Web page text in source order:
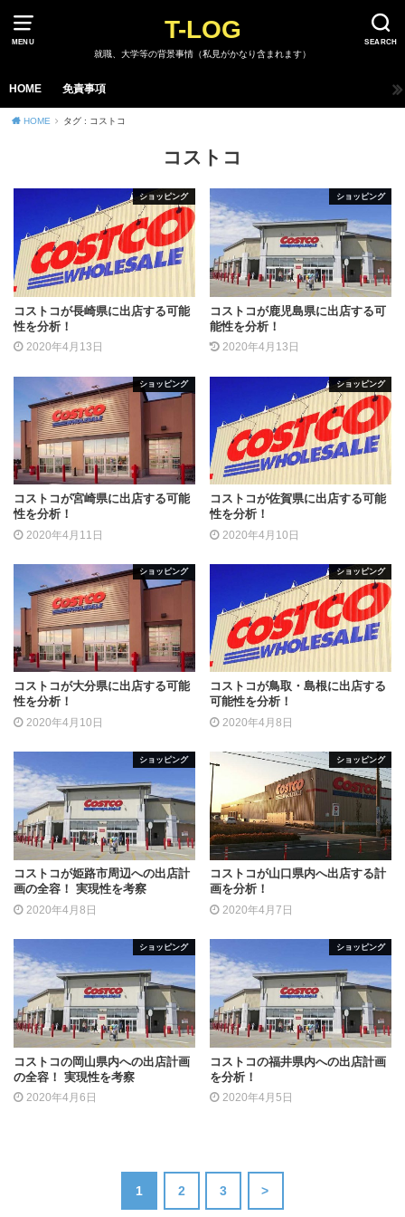
MENU SEARCH
T-LOG
就職、大学等の背景事情（私見がかなり含まれます）
HOME 免責事項
HOME タグ : コストコ
コストコ
ショッピング
コストコが長崎県に出店する可能
性を分析！
2020年4月13日
ショッピング
コストコが鹿児島県に出店する可
能性を分析！
2020年4月13日
ショッピング
コストコが宮崎県に出店する可能
性を分析！
2020年4月11日
ショッピング
コストコが佐賀県に出店する可能
性を分析！
2020年4月10日
ショッピング
コストコが大分県に出店する可能
性を分析！
2020年4月10日
ショッピング
コストコが鳥取・島根に出店する
可能性を分析！
2020年4月8日
ショッピング
コストコが姫路市周辺への出店計
画の全容！ 実現性を考察
2020年4月8日
ショッピング
コストコが山口県内へ出店する計
画を分析！
2020年4月7日
ショッピング
コストコの岡山県内への出店計画
の全容！ 実現性を考察
2020年4月6日
ショッピング
コストコの福井県内への出店計画
を分析！
2020年4月5日
1 2 3 >